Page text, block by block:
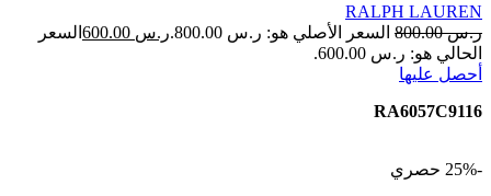
RALPH LAUREN
ر.س800.00 السعر الأصلي هو: ر.س 800.00. ر.س
السعر
الحالي هو: ر.س 600.00.
أحصل عليها
RA6057C9116
-25% حصري